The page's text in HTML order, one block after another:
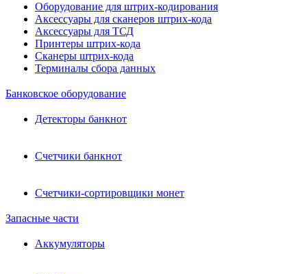
Оборудование для штрих-кодирования
Аксессуары для сканеров штрих-кода
Аксессуары для ТСД
Принтеры штрих-кода
Сканеры штрих-кода
Терминалы сбора данных
Банковское оборудование
Детекторы банкнот
Счетчики банкнот
Счетчики-сортировщики монет
Запасные части
Аккумуляторы